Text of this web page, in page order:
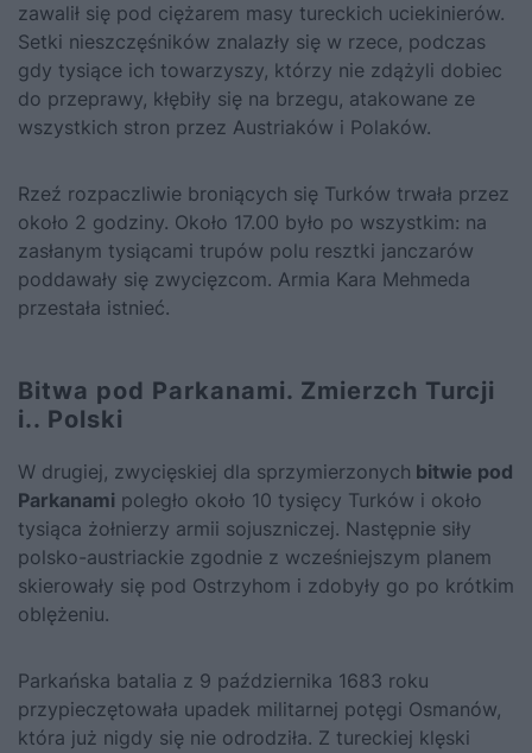
zawalił się pod ciężarem masy tureckich uciekinierów.
Setki nieszczęśników znalazły się w rzece, podczas
gdy tysiące ich towarzyszy, którzy nie zdążyli dobiec
do przeprawy, kłębiły się na brzegu, atakowane ze
wszystkich stron przez Austriaków i Polaków.
Rzeź rozpaczliwie broniących się Turków trwała przez
około 2 godziny. Około 17.00 było po wszystkim: na
zasłanym tysiącami trupów polu resztki janczarów
poddawały się zwycięzcom. Armia Kara Mehmeda
przestała istnieć.
Bitwa pod Parkanami. Zmierzch Turcji
i.. Polski
W drugiej, zwycięskiej dla sprzymierzonych bitwie pod
Parkanami poległo około 10 tysięcy Turków i około
tysiąca żołnierzy armii sojuszniczej. Następnie siły
polsko-austriackie zgodnie z wcześniejszym planem
skierowały się pod Ostrzyhom i zdobyły go po krótkim
oblężeniu.
Parkańska batalia z 9 października 1683 roku
przypieczętowała upadek militarnej potęgi Osmanów,
która już nigdy się nie odrodziła. Z tureckiej klęski